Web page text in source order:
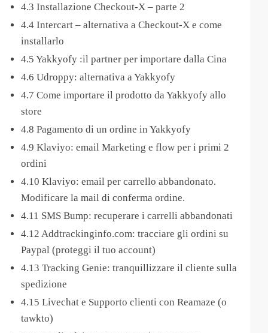
4.3 Installazione Checkout-X – parte 2
4.4 Intercart – alternativa a Checkout-X e come
installarlo
4.5 Yakkyofy :il partner per importare dalla Cina
4.6 Udroppy: alternativa a Yakkyofy
4.7 Come importare il prodotto da Yakkyofy allo
store
4.8 Pagamento di un ordine in Yakkyofy
4.9 Klaviyo: email Marketing e flow per i primi 2
ordini
4.10 Klaviyo: email per carrello abbandonato.
Modificare la mail di conferma ordine.
4.11 SMS Bump: recuperare i carrelli abbandonati
4.12 Addtrackinginfo.com: tracciare gli ordini su
Paypal (proteggi il tuo account)
4.13 Tracking Genie: tranquillizzare il cliente sulla
spedizione
4.15 Livechat e Supporto clienti con Reamaze (o
tawkto)